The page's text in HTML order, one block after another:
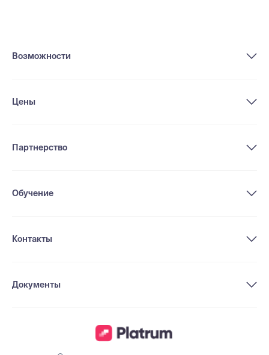
Возможности
Цены
Партнерство
Обучение
Контакты
Документы